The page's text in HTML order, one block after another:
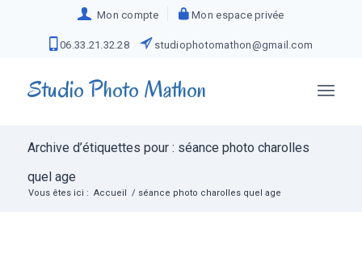
Mon compte Mon espace privée
06.33.21.32.28 studiophotomathon@gmail.com
Studio Photo Mathon
Archive d’étiquettes pour : séance photo charolles
quel age
Vous êtes ici : Accueil / séance photo charolles quel age